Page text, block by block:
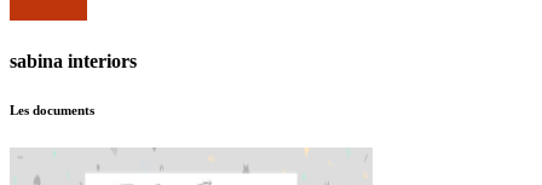
sabina interiors
Les documents